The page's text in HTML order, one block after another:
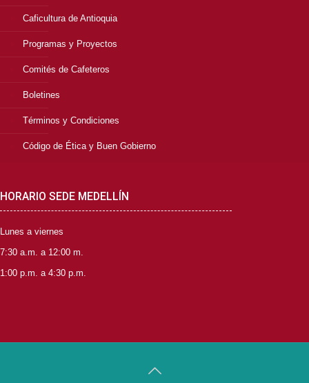
Caficultura de Antioquia
Programas y Proyectos
Comités de Cafeteros
Boletines
Términos y Condiciones
Código de Ética y Buen Gobierno
HORARIO SEDE MEDELLÍN
Lunes a viernes
7:30 a.m. a 12:00 m.
1:00 p.m. a 4:30 p.m.